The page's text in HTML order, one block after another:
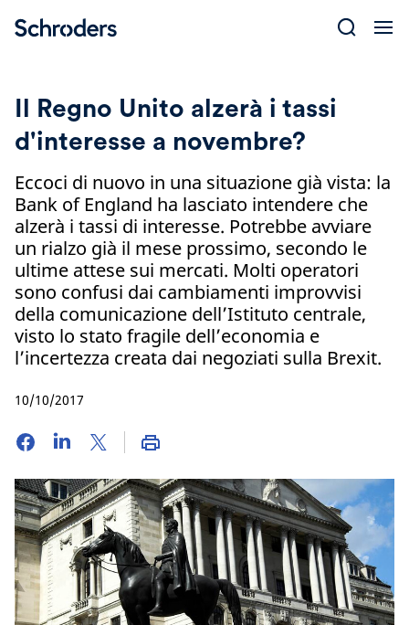
Il Regno Unito alzerà i tassi
d'interesse a novembre?
Eccoci di nuovo in una situazione già vista: la
Bank of England ha lasciato intendere che
alzerà i tassi di interesse. Potrebbe avviare
un rialzo già il mese prossimo, secondo le
ultime attese sui mercati. Molti operatori
sono confusi dai cambiamenti improvvisi
della comunicazione dell’Istituto centrale,
visto lo stato fragile dell’economia e
l’incertezza creata dai negoziati sulla Brexit.
10/10/2017